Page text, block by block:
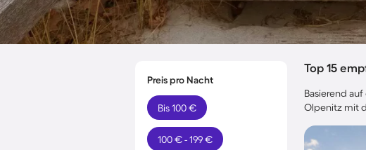
Preis pro Nacht
Bis 100 €
100 € - 199 €
Top 15
Basierend
Olpenitz mit